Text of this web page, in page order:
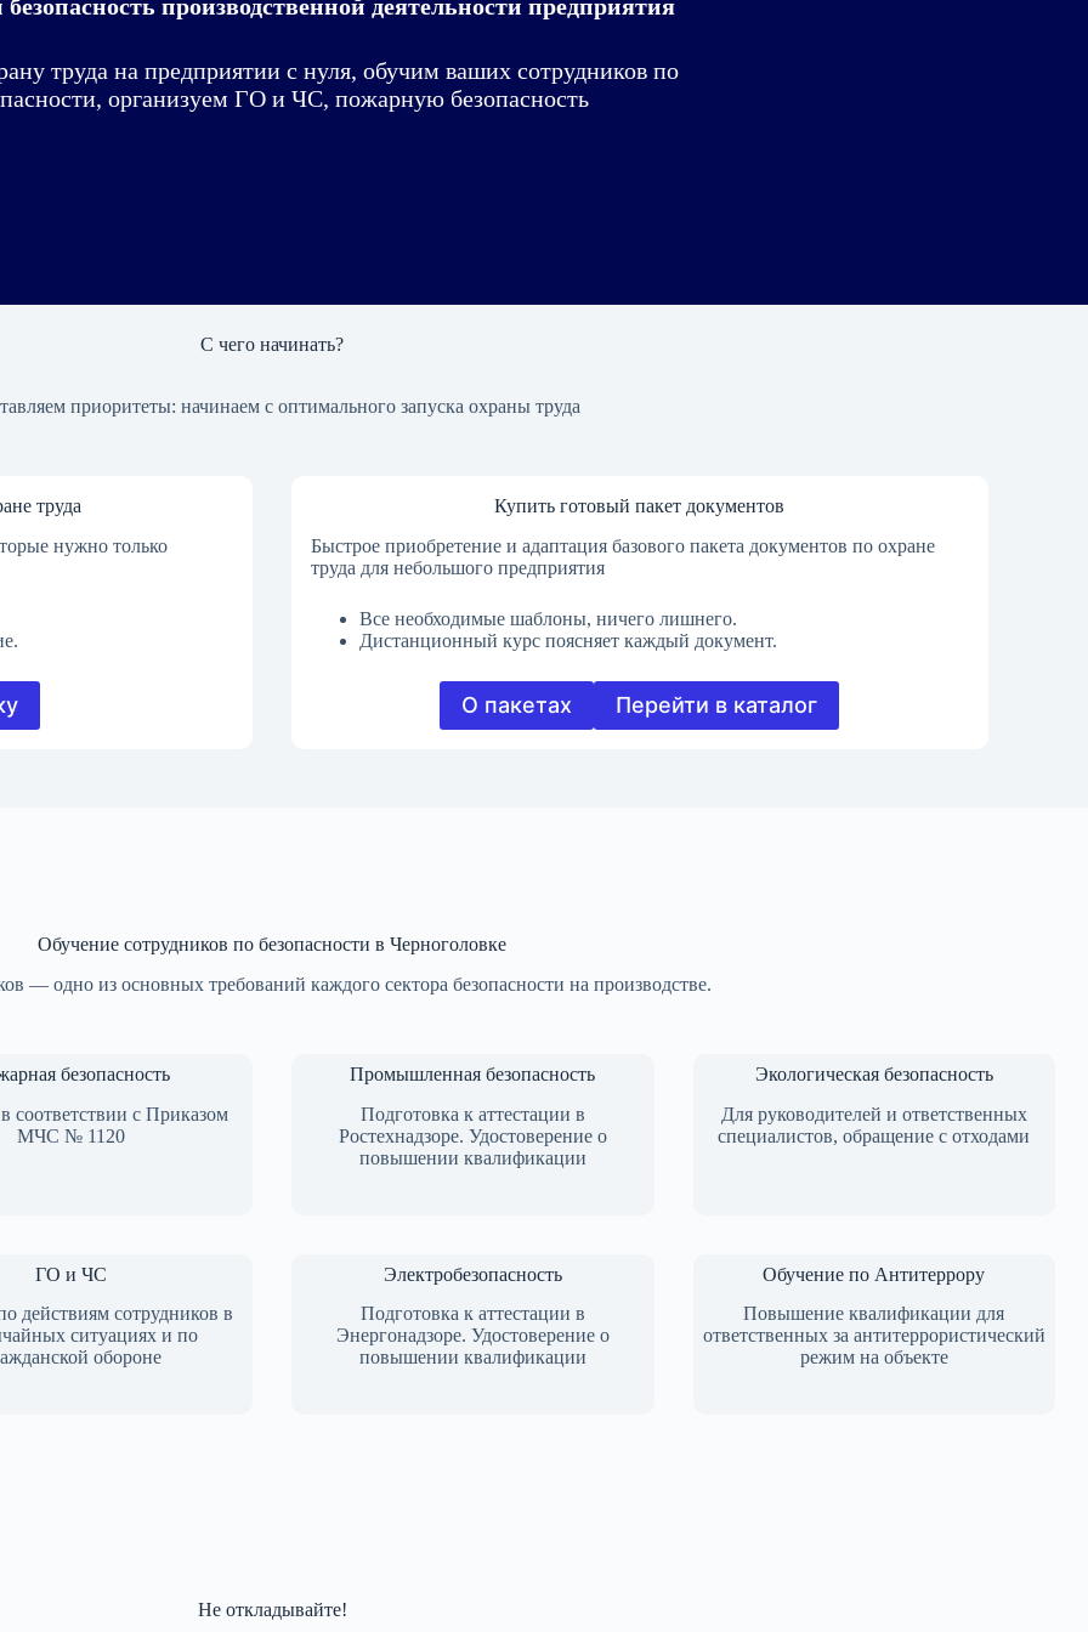
производственной деятельности предприятия
труда на предприятии с нуля, обучим ваших сотрудников по
организуем ГО и ЧС, пожарную безопасность
С чего начинать?
приоритеты: начинаем с оптимального запуска охраны труда
труда
нужно только
Купить готовый пакет документов
Быстрое приобретение и адаптация базового пакета документов по охране
труда для небольшого предприятия
Все необходимые шаблоны, ничего лишнего.
Дистанционный курс поясняет каждый документ.
О пакетах Перейти в каталог
Обучение сотрудников по безопасности в Черноголовке
— одно из основных требований каждого сектора безопасности на производстве.
безопасность
соответствии с Приказом
МЧС № 1120
Промышленная безопасность
Подготовка к аттестации в
Ростехнадзоре. Удостоверение о
повышении квалификации
Экологическая безопасность
Для руководителей и ответственных
специалистов, обращение с отходами
ГО и ЧС
действиям сотрудников в
ситуациях и по
обороне
Электробезопасность
Подготовка к аттестации в
Энергонадзоре. Удостоверение о
повышении квалификации
Обучение по Антитеррору
Повышение квалификации для
ответственных за антитеррористический
режим на объекте
Не откладывайте!